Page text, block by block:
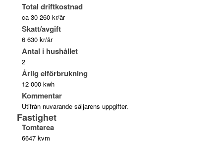
Total driftkostnad
ca 30 260 kr/år
Skatt/avgift
6 630 kr/år
Antal i hushållet
2
Årlig elförbrukning
12 000 kwh
Kommentar
Utifrån nuvarande säljarens uppgifter.
Fastighet
Tomtarea
6647 kvm